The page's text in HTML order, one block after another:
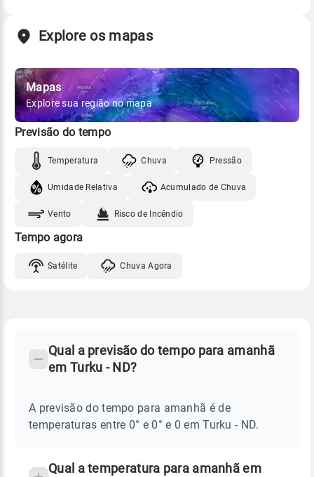
Explore os mapas
Mapas
Explore sua região no mapa
Previsão do tempo
Temperatura Chuva Pressão
Umidade Relativa Acumulado de Chuva
Vento Risco de Incêndio
Tempo agora
Satélite Chuva Agora
Perguntas
sobre
chuva
temperatura
Qual a previsão do tempo para amanhã
em Turku - ND?
A previsão do tempo para amanhã é de
temperaturas entre 0° e 0° e 0 em Turku - ND.
Qual a temperatura para amanhã em